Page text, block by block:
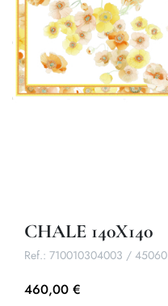
CHALE 140X140
Ref.: 710010304003 / 45060
460,00 €